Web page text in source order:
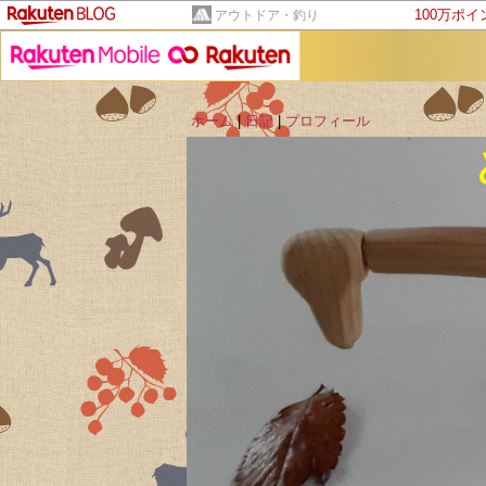
アウトドア・釣り 100万ポイ
ホーム| 日記|プロフィール